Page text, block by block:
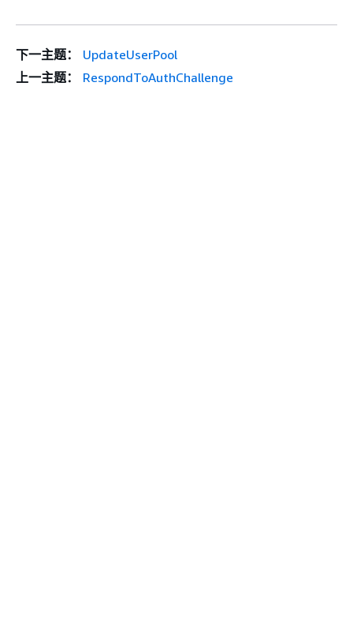
下一主题：
UpdateUserPool
上一主题：
RespondToAuthChallenge